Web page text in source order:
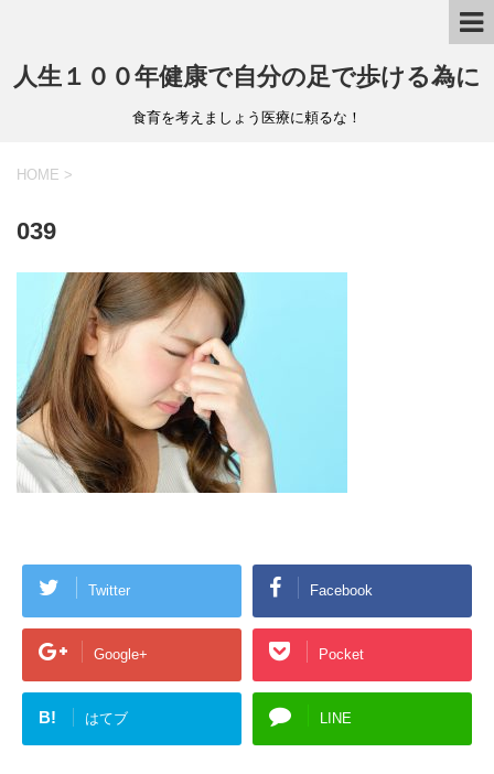
人生１００年健康で自分の足で歩ける為に
食育を考えましょう医療に頼るな！
HOME >
039
Twitter Facebook
Google+ Pocket
B! はてブ LINE